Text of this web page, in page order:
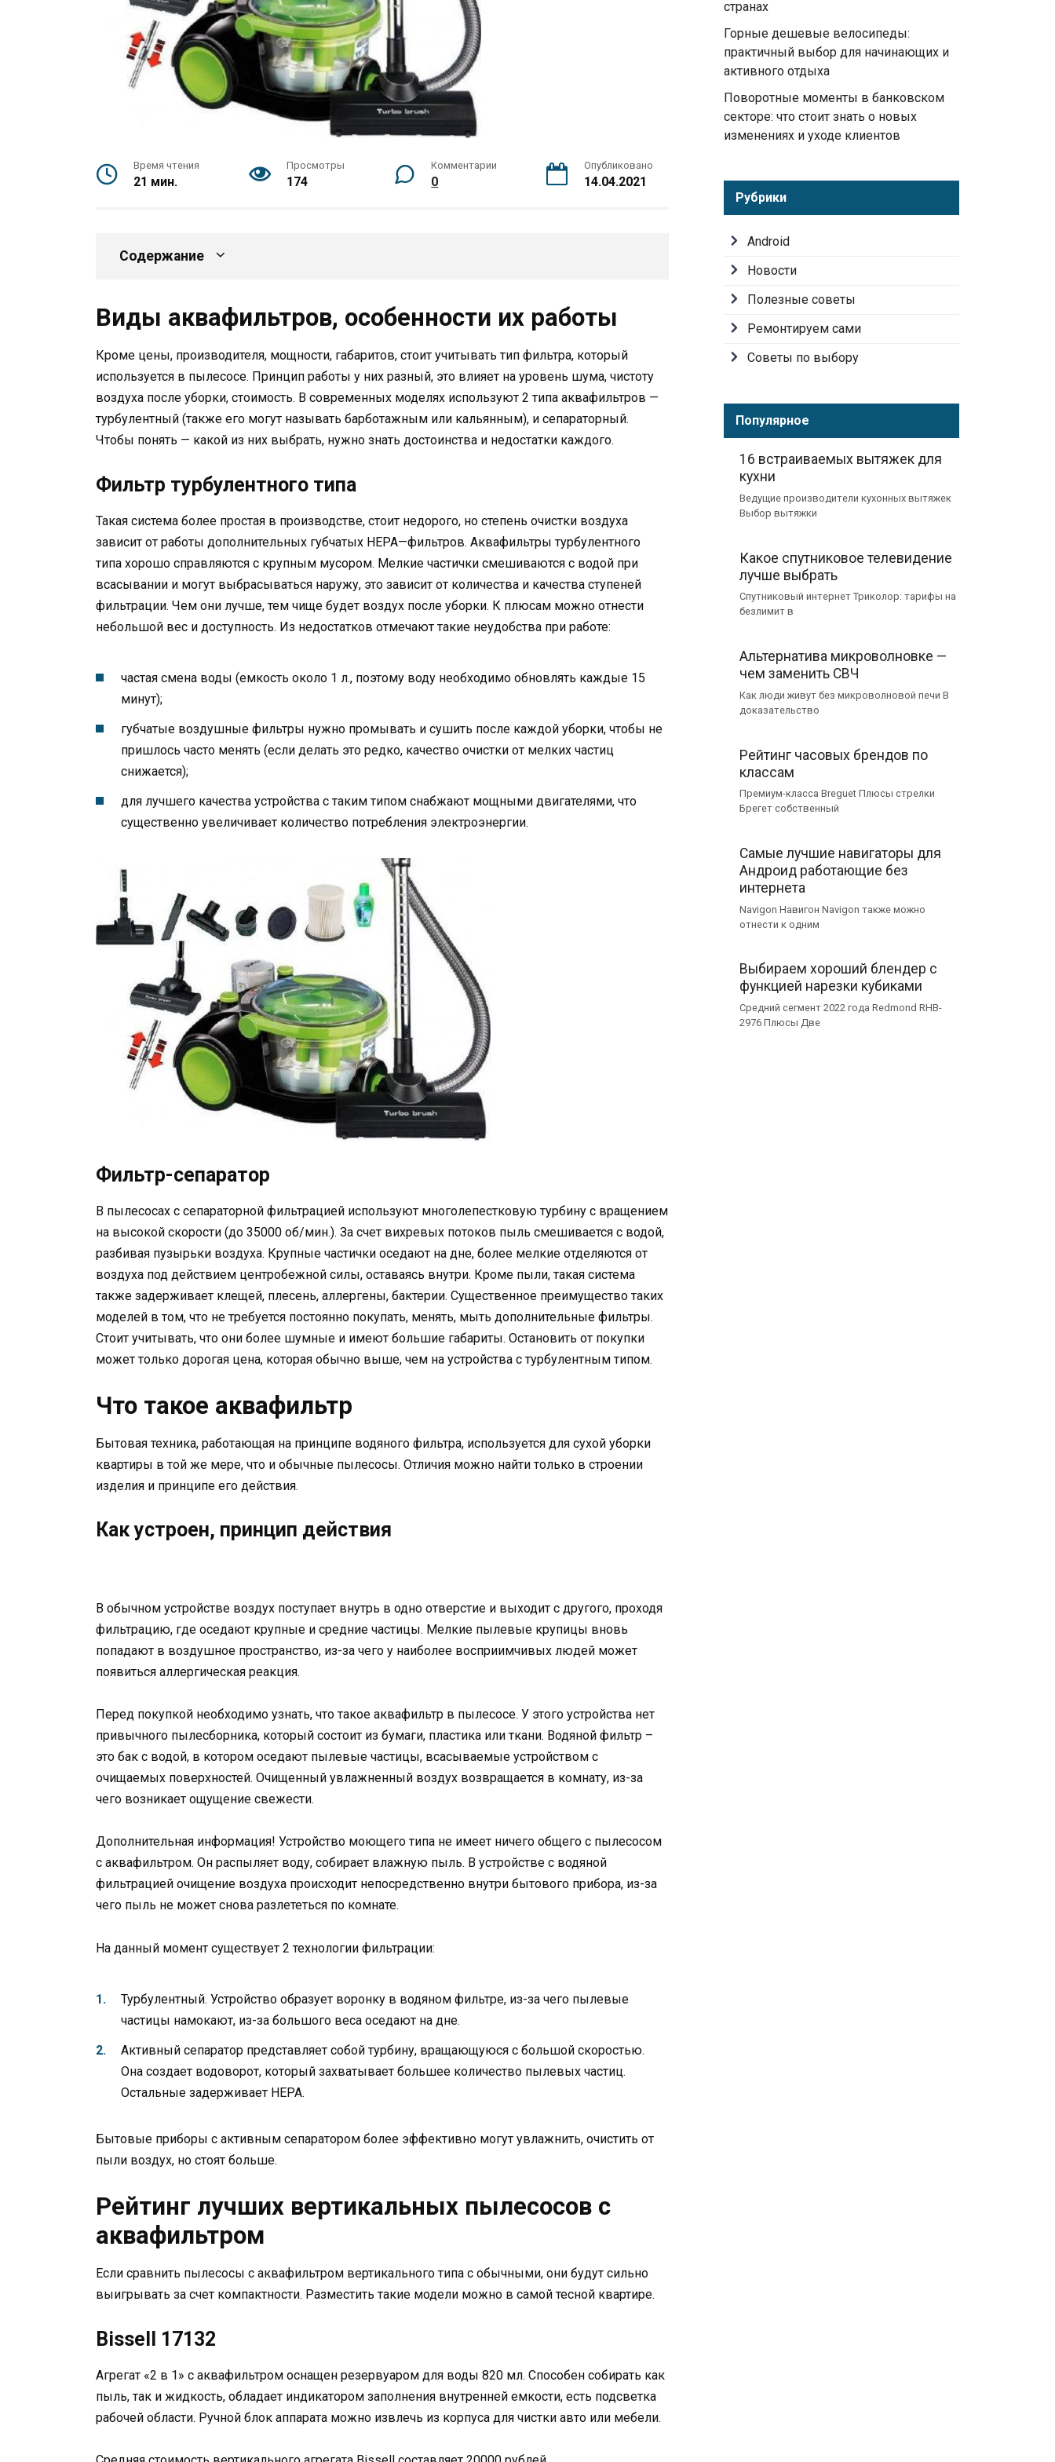
Время чтения
21 мин.
Просмотры
174
Комментарии
0
Опубликовано
14.04.2021
Содержание
Виды аквафильтров, особенности их работы
Кроме цены, производителя, мощности, габаритов, стоит учитывать тип фильтра, который
используется в пылесосе. Принцип работы у них разный, это влияет на уровень шума, чистоту
воздуха после уборки, стоимость. В современных моделях используют 2 типа аквафильтров —
турбулентный (также его могут называть барботажным или кальянным), и сепараторный.
Чтобы понять — какой из них выбрать, нужно знать достоинства и недостатки каждого.
Фильтр турбулентного типа
Такая система более простая в производстве, стоит недорого, но степень очистки воздуха
зависит от работы дополнительных губчатых НЕРА—фильтров. Аквафильтры турбулентного
типа хорошо справляются с крупным мусором. Мелкие частички смешиваются с водой при
всасывании и могут выбрасываться наружу, это зависит от количества и качества ступеней
фильтрации. Чем они лучше, тем чище будет воздух после уборки. К плюсам можно отнести
небольшой вес и доступность. Из недостатков отмечают такие неудобства при работе:
частая смена воды (емкость около 1 л., поэтому воду необходимо обновлять каждые 15
минут);
губчатые воздушные фильтры нужно промывать и сушить после каждой уборки, чтобы не
пришлось часто менять (если делать это редко, качество очистки от мелких частиц
снижается);
для лучшего качества устройства с таким типом снабжают мощными двигателями, что
существенно увеличивает количество потребления электроэнергии.
Фильтр-сепаратор
В пылесосах с сепараторной фильтрацией используют многолепестковую турбину с вращением
на высокой скорости (до 35000 об/мин.). За счет вихревых потоков пыль смешивается с водой,
разбивая пузырьки воздуха. Крупные частички оседают на дне, более мелкие отделяются от
воздуха под действием центробежной силы, оставаясь внутри. Кроме пыли, такая система
также задерживает клещей, плесень, аллергены, бактерии. Существенное преимущество таких
моделей в том, что не требуется постоянно покупать, менять, мыть дополнительные фильтры.
Стоит учитывать, что они более шумные и имеют большие габариты. Остановить от покупки
может только дорогая цена, которая обычно выше, чем на устройства с турбулентным типом.
Что такое аквафильтр
Бытовая техника, работающая на принципе водяного фильтра, используется для сухой уборки
квартиры в той же мере, что и обычные пылесосы. Отличия можно найти только в строении
изделия и принципе его действия.
Как устроен, принцип действия
В обычном устройстве воздух поступает внутрь в одно отверстие и выходит с другого, проходя
фильтрацию, где оседают крупные и средние частицы. Мелкие пылевые крупицы вновь
попадают в воздушное пространство, из-за чего у наиболее восприимчивых людей может
появиться аллергическая реакция.
Перед покупкой необходимо узнать, что такое аквафильтр в пылесосе. У этого устройства нет
привычного пылесборника, который состоит из бумаги, пластика или ткани. Водяной фильтр –
это бак с водой, в котором оседают пылевые частицы, всасываемые устройством с
очищаемых поверхностей. Очищенный увлажненный воздух возвращается в комнату, из-за
чего возникает ощущение свежести.
Дополнительная информация! Устройство моющего типа не имеет ничего общего с пылесосом
с аквафильтром. Он распыляет воду, собирает влажную пыль. В устройстве с водяной
фильтрацией очищение воздуха происходит непосредственно внутри бытового прибора, из-за
чего пыль не может снова разлететься по комнате.
На данный момент существует 2 технологии фильтрации:
Турбулентный. Устройство образует воронку в водяном фильтре, из-за чего пылевые
частицы намокают, из-за большого веса оседают на дне.
Активный сепаратор представляет собой турбину, вращающуюся с большой скоростью.
Она создает водоворот, который захватывает большее количество пылевых частиц.
Остальные задерживает HEPA.
Бытовые приборы с активным сепаратором более эффективно могут увлажнить, очистить от
пыли воздух, но стоят больше.
Рейтинг лучших вертикальных пылесосов с
аквафильтром
Если сравнить пылесосы с аквафильтром вертикального типа с обычными, они будут сильно
выигрывать за счет компактности. Разместить такие модели можно в самой тесной квартире.
Bissell 17132
Агрегат «2 в 1» с аквафильтром оснащен резервуаром для воды 820 мл. Способен собирать как
пыль, так и жидкость, обладает индикатором заполнения внутренней емкости, есть подсветка
рабочей области. Ручной блок аппарата можно извлечь из корпуса для чистки авто или мебели.
странах
Горные дешевые велосипеды:
практичный выбор для начинающих и
активного отдыха
Поворотные моменты в банковском
секторе: что стоит знать о новых
изменениях и уходе клиентов
Рубрики
Android
Новости
Полезные советы
Ремонтируем сами
Советы по выбору
Популярное
16 встраиваемых вытяжек для
кухни
Ведущие производители кухонных вытяжек
Выбор вытяжки
Какое спутниковое телевидение
лучше выбрать
Спутниковый интернет Триколор: тарифы на
безлимит в
Альтернатива микроволновке —
чем заменить СВЧ
Как люди живут без микроволновой печи В
доказательство
Рейтинг часовых брендов по
классам
Премиум-класса Breguet Плюсы стрелки
Брегет собственный
Самые лучшие навигаторы для
Андроид работающие без
интернета
Navigon Навигон Navigon также можно
отнести к одним
Выбираем хороший блендер с
функцией нарезки кубиками
Средний сегмент 2022 года Redmond RHB-
2976 Плюсы Две